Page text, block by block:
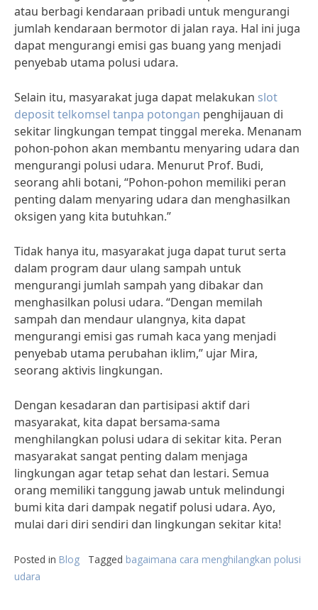
atau berbagi kendaraan pribadi untuk mengurangi
jumlah kendaraan bermotor di jalan raya. Hal ini juga
dapat mengurangi emisi gas buang yang menjadi
penyebab utama polusi udara.
Selain itu, masyarakat juga dapat melakukan slot
deposit telkomsel tanpa potongan penghijauan di
sekitar lingkungan tempat tinggal mereka. Menanam
pohon-pohon akan membantu menyaring udara dan
mengurangi polusi udara. Menurut Prof. Budi,
seorang ahli botani, “Pohon-pohon memiliki peran
penting dalam menyaring udara dan menghasilkan
oksigen yang kita butuhkan.”
Tidak hanya itu, masyarakat juga dapat turut serta
dalam program daur ulang sampah untuk
mengurangi jumlah sampah yang dibakar dan
menghasilkan polusi udara. “Dengan memilah
sampah dan mendaur ulangnya, kita dapat
mengurangi emisi gas rumah kaca yang menjadi
penyebab utama perubahan iklim,” ujar Mira,
seorang aktivis lingkungan.
Dengan kesadaran dan partisipasi aktif dari
masyarakat, kita dapat bersama-sama
menghilangkan polusi udara di sekitar kita. Peran
masyarakat sangat penting dalam menjaga
lingkungan agar tetap sehat dan lestari. Semua
orang memiliki tanggung jawab untuk melindungi
bumi kita dari dampak negatif polusi udara. Ayo,
mulai dari diri sendiri dan lingkungan sekitar kita!
Posted in Blog Tagged bagaimana cara menghilangkan polusi
udara